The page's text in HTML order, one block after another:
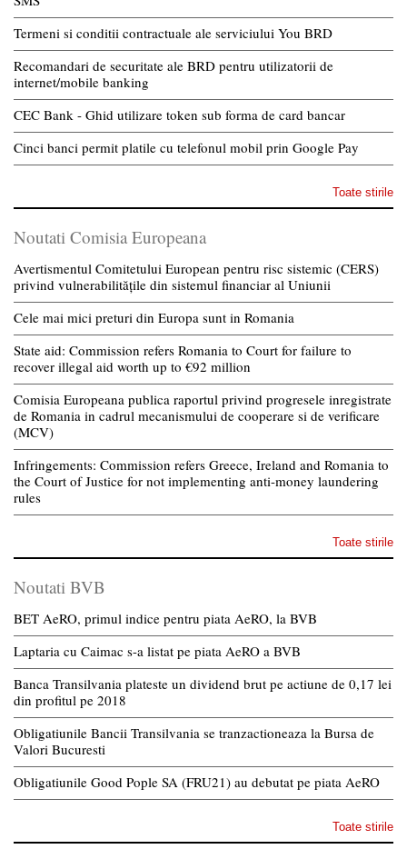
Termeni si conditii contractuale ale serviciului You BRD
Recomandari de securitate ale BRD pentru utilizatorii de
internet/mobile banking
CEC Bank - Ghid utilizare token sub forma de card bancar
Cinci banci permit platile cu telefonul mobil prin Google Pay
Toate stirile
Noutati Comisia Europeana
Avertismentul Comitetului European pentru risc sistemic (CERS)
privind vulnerabilitățile din sistemul financiar al Uniunii
Cele mai mici preturi din Europa sunt in Romania
State aid: Commission refers Romania to Court for failure to
recover illegal aid worth up to €92 million
Comisia Europeana publica raportul privind progresele inregistrate
de Romania in cadrul mecanismului de cooperare si de verificare
(MCV)
Infringements: Commission refers Greece, Ireland and Romania to
the Court of Justice for not implementing anti-money laundering
rules
Toate stirile
Noutati BVB
BET AeRO, primul indice pentru piata AeRO, la BVB
Laptaria cu Caimac s-a listat pe piata AeRO a BVB
Banca Transilvania plateste un dividend brut pe actiune de 0,17 lei
din profitul pe 2018
Obligatiunile Bancii Transilvania se tranzactioneaza la Bursa de
Valori Bucuresti
Obligatiunile Good Pople SA (FRU21) au debutat pe piata AeRO
Toate stirile